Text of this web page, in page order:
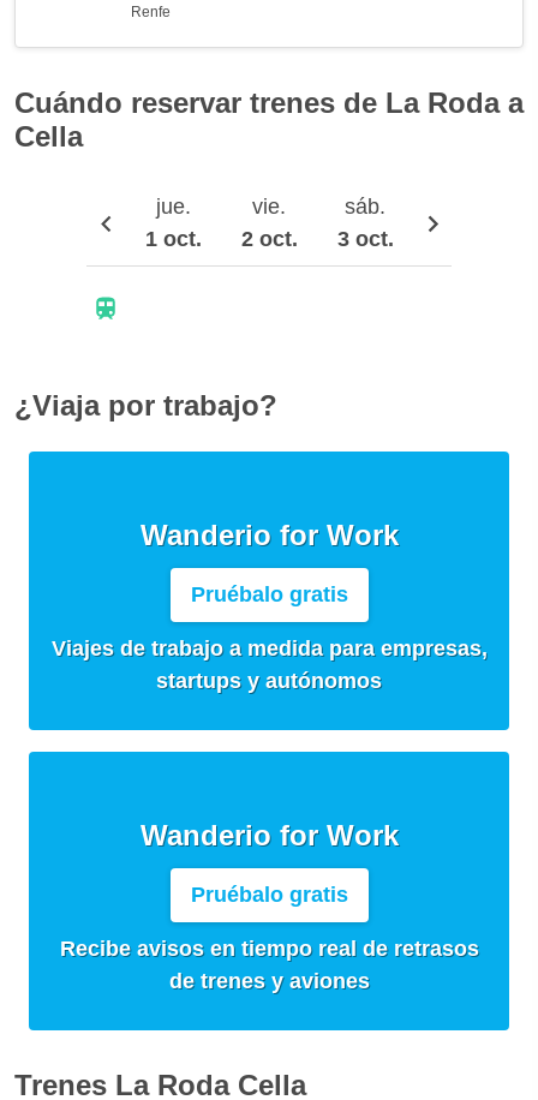
Renfe
Cuándo reservar trenes de La Roda a
Cella
jue.
1 oct.
vie.
2 oct.
sáb.
3 oct.
¿Viaja por trabajo?
Wanderio for Work
Pruébalo gratis
Viajes de trabajo a medida para empresas,
startups y autónomos
Wanderio for Work
Pruébalo gratis
Recibe avisos en tiempo real de retrasos
de trenes y aviones
Trenes La Roda Cella